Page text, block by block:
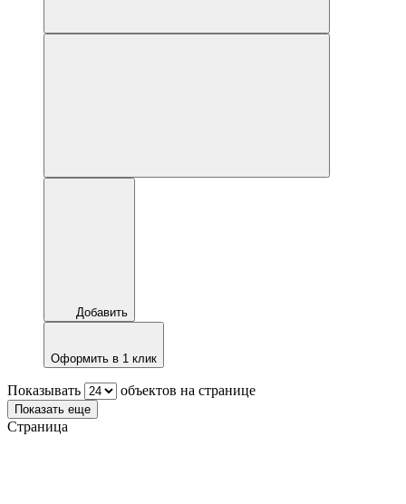
Добавить
Оформить в 1 клик
Показывать объектов на странице
Показать еще
Страница